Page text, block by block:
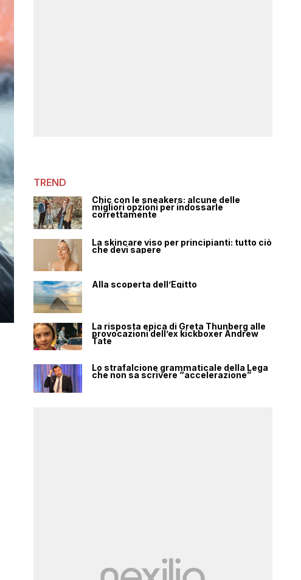
TREND
Chic con le sneakers: alcune delle
migliori opzioni per indossarle
correttamente
La skincare viso per principianti: tutto ciò
che devi sapere
Alla scoperta dell’Egitto
La risposta epica di Greta Thunberg alle
provocazioni dell’ex kickboxer Andrew
Tate
Lo strafalcione grammaticale della Lega
che non sa scrivere “accelerazione”